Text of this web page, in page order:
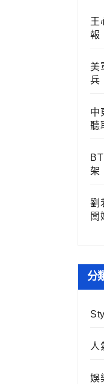
王
報
美
兵
中
聽
架
劉
闆
分
人
娛